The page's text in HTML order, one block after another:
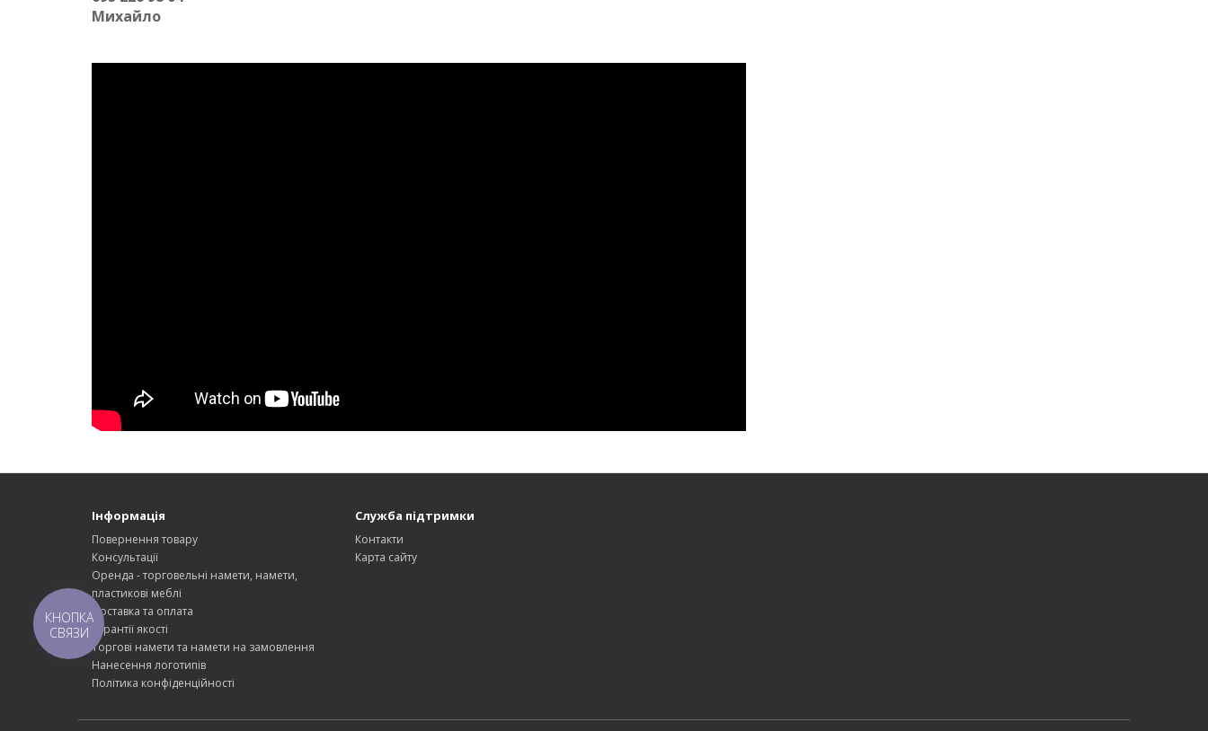
Михайло
Інформація
Повернення товару
Консультації
Оренда - торговельні намети, намети,
пластикові меблі
Доставка та оплата
Гарантії якості
Торгові намети та намети на замовлення
Нанесення логотипів
Політика конфіденційності
Служба підтримки
Контакти
Карта сайту
КНОПКА
СВЯЗИ